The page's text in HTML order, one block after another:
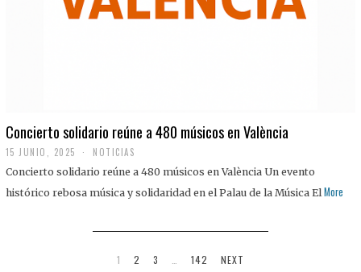
Concierto solidario reúne a 480 músicos en València
15 JUNIO, 2025 NOTICIAS
Concierto solidario reúne a 480 músicos en València Un evento
histórico rebosa música y solidaridad en el Palau de la Música El More
1 2 3 142 NEXT